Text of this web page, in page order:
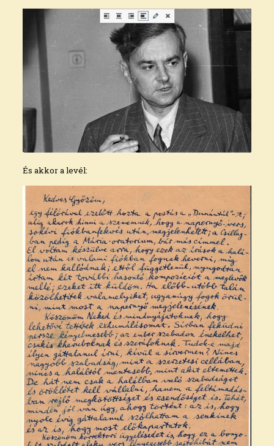
És akkor a levél: